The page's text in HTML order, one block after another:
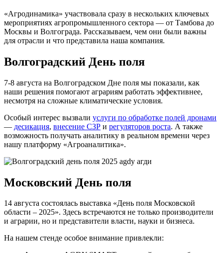
«Агродинамика» участвовала сразу в нескольких ключевых
мероприятиях агропромышленного сектора — от Тамбова до
Москвы и Волгограда. Рассказываем, чем они были важны
для отрасли и что представила наша компания.
Волгоградский День поля
7-8 августа на Волгоградском Дне поля мы показали, как
наши решения помогают аграриям работать эффективнее,
несмотря на сложные климатические условия.
Особый интерес вызвали услуги по обработке полей дронами
— десикация, внесение СЗР и регуляторов роста. А также
возможность получать аналитику в реальном времени через
нашу платформу «Агроаналитика».
Московский День поля
14 августа состоялась выставка «День поля Московской
области – 2025». Здесь встречаются не только производители
и аграрии, но и представители власти, науки и бизнеса.
На нашем стенде особое внимание привлекли: